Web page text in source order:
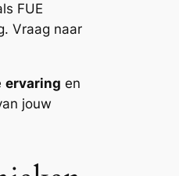
FUE
Vraag naar
ervaring en
jouw